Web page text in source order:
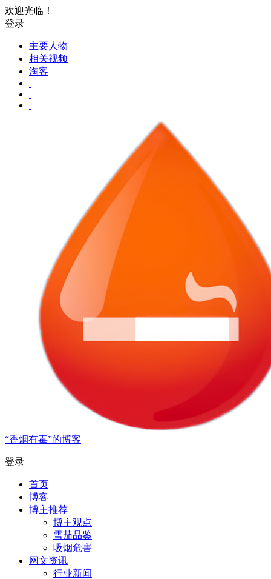
欢迎光临！
登录
主要人物
相关视频
淘客
“香烟有毒”的博客
登录
首页
博客
博主推荐
博主观点
雪茄品鉴
吸烟危害
网文资讯
行业新闻